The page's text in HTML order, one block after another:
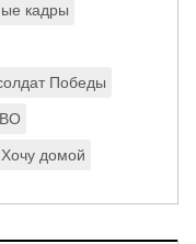
кадры
Победы
Хочу домой